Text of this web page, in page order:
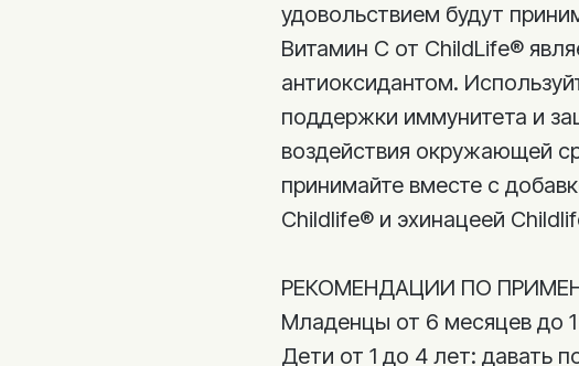
удовольствием будут
Витамин С от ChildLife®
антиоксидантом.
поддержки иммунитета и
воздействия окружающей
принимайте вместе с
Childlife® и эхинацеей
РЕКОМЕНДАЦИИ ПО
Младенцы от 6 месяцев до 1
Дети от 1 до 4 лет: давать